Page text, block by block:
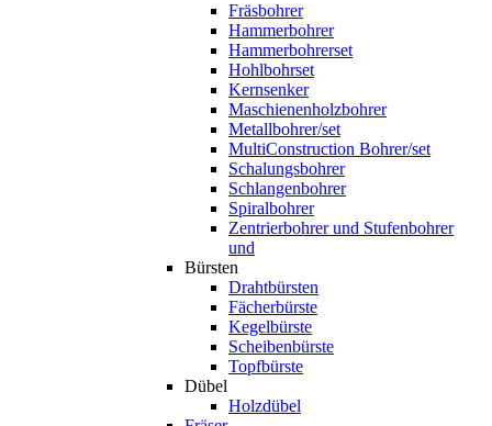
Fräsbohrer
Hammerbohrer
Hammerbohrerset
Hohlbohrset
Kernsenker
Maschienenholzbohrer
Metallbohrer/set
MultiConstruction Bohrer/set
Schalungsbohrer
Schlangenbohrer
Spiralbohrer
Zentrierbohrer und Stufenbohrer
und
Bürsten
Drahtbürsten
Fächerbürste
Kegelbürste
Scheibenbürste
Topfbürste
Dübel
Holzdübel